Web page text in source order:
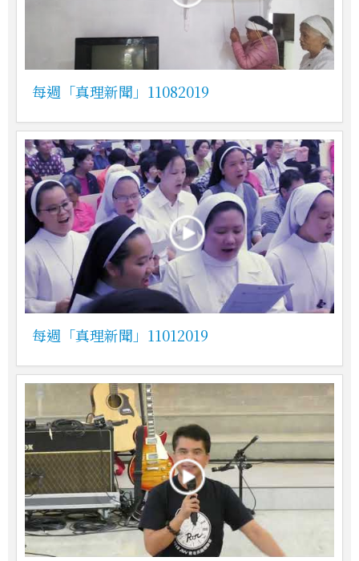
每週「真理新聞」11082019
每週「真理新聞」11012019